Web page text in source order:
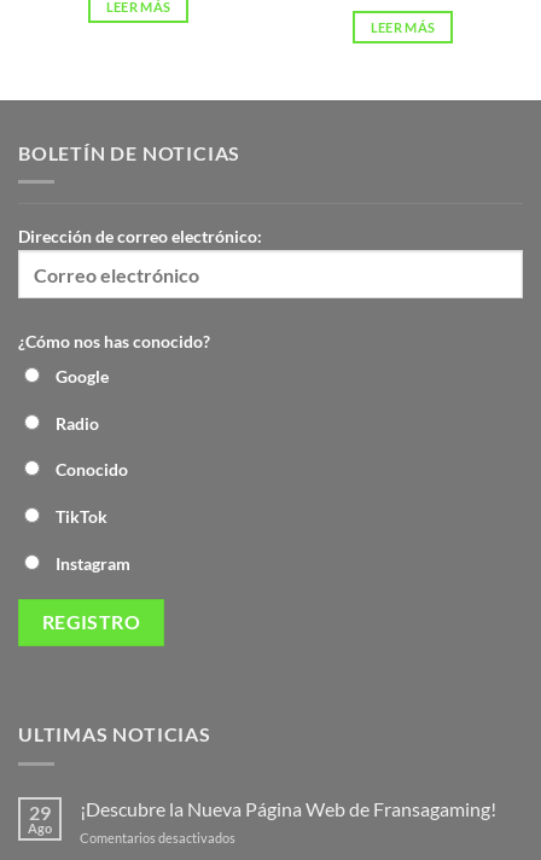
LEER MÁS
LEER MÁS
BOLETÍN DE NOTICIAS
Dirección de correo electrónico:
¿Cómo nos has conocido?
Google
Radio
Conocido
TikTok
Instagram
ULTIMAS NOTICIAS
29
Ago
¡Descubre la Nueva Página Web de Fransagaming!
Comentarios desactivados